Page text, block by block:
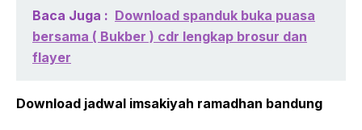
Baca Juga : Download spanduk buka puasa
bersama ( Bukber ) cdr lengkap brosur dan
flayer
Download jadwal imsakiyah ramadhan bandung